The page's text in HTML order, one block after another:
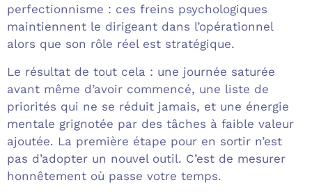
perfectionnisme : ces freins psychologiques
maintiennent le dirigeant dans l’opérationnel
alors que son rôle réel est stratégique.
Le résultat de tout cela : une journée saturée
avant même d’avoir commencé, une liste de
priorités qui ne se réduit jamais, et une énergie
mentale grignotée par des tâches à faible valeur
ajoutée. La première étape pour en sortir n’est
pas d’adopter un nouvel outil. C’est de mesurer
honnêtement où passe votre temps.